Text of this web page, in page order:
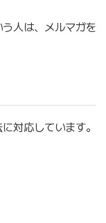
人は、メルマガを
対応しています。